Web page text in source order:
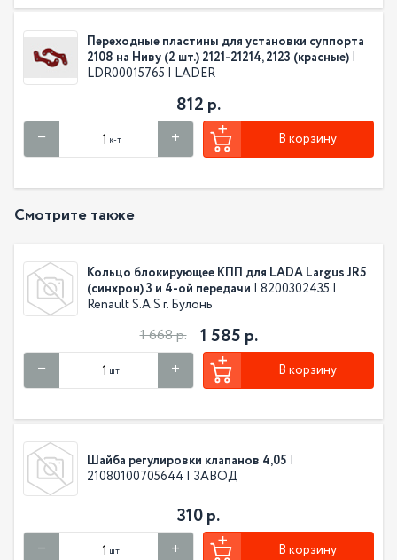
Переходные пластины для установки суппорта
2108 на Ниву (2 шт.) 2121-21214, 2123 (красные) |
LDR00015765 | LADER
812 р.
к-т В корзину
Смотрите также
Кольцо блокирующее КПП для LADA Largus JR5
(синхрон) 3 и 4-ой передачи | 8200302435 |
Renault S.A.S г. Булонь
1 668 р. 1 585 р.
шт В корзину
Шайба регулировки клапанов 4,05 |
21080100705644 | ЗАВОД
310 р.
шт В корзину